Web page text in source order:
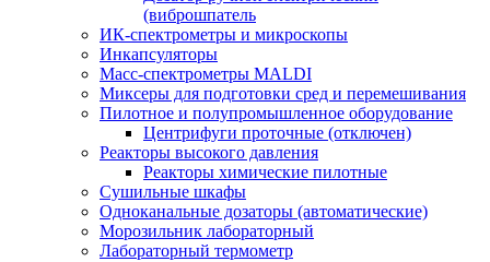
(виброшпатель
ИК-спектрометры и микроскопы
Инкапсуляторы
Масс-спектрометры MALDI
Миксеры для подготовки сред и перемешивания
Пилотное и полупромышленное оборудование
Центрифуги проточные (отключен)
Реакторы высокого давления
Реакторы химические пилотные
Сушильные шкафы
Одноканальные дозаторы (автоматические)
Морозильник лабораторный
Лабораторный термометр